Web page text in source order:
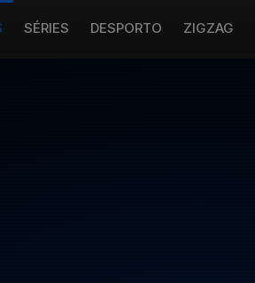
SÉRIES DESPORTO ZIGZAG